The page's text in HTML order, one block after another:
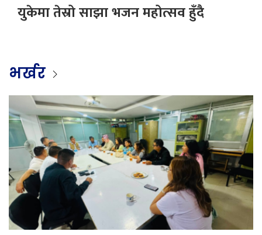
युकेमा तेस्रो साझा भजन महोत्सव हुँदै
भर्खर